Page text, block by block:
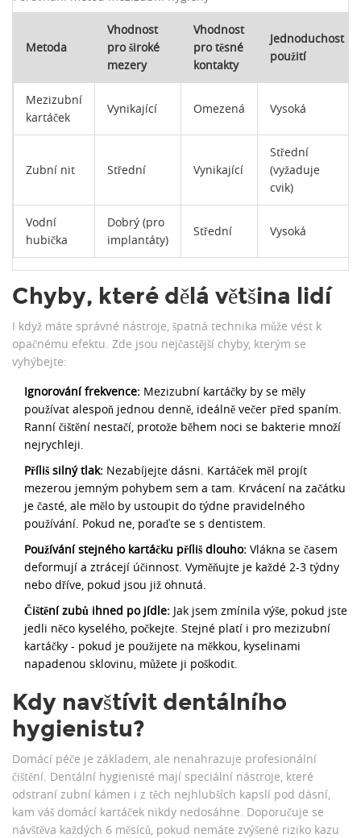
Metoda
Vhodnost
pro široké
mezery
Vhodnost
pro těsné
kontakty
Jednoduchost
použití
Mezizubní
kartáček
Vynikající Omezená Vysoká
Zubní nit Střední Vynikající
Střední
(vyžaduje
cvik)
Vodní
hubička
Dobrý (pro
implantáty)
Střední Vysoká
Chyby, které dělá většina lidí
I když máte správné nástroje, špatná technika může vést k
opačnému efektu. Zde jsou nejčastější chyby, kterým se
vyhýbejte:
Ignorování frekvence: Mezizubní kartáčky by se měly
používat alespoň jednou denně, ideálně večer před spaním.
Ranní čištění nestačí, protože během noci se bakterie množí
nejrychleji.
Příliš silný tlak: Nezabíjejte dásni. Kartáček měl projít
mezerou jemným pohybem sem a tam. Krvácení na začátku
je časté, ale mělo by ustoupit do týdne pravidelného
používání. Pokud ne, poraďte se s dentistem.
Používání stejného kartáčku příliš dlouho: Vlákna se časem
deformují a ztrácejí účinnost. Vyměňujte je každé 2-3 týdny
nebo dříve, pokud jsou již ohnutá.
Čištění zubů ihned po jídle: Jak jsem zmínila výše, pokud jste
jedli něco kyselého, počkejte. Stejné platí i pro mezizubní
kartáčky - pokud je použijete na měkkou, kyselinami
napadenou sklovinu, můžete ji poškodit.
Kdy navštívit dentálního
hygienistu?
Domácí péče je základem, ale nenahrazuje profesionální
čištění. Dentální hygienisté mají speciální nástroje, které
odstraní zubní kámen i z těch nejhlubších kapslí pod dásní,
kam váš domácí kartáček nikdy nedosáhne. Doporučuje se
návštěva každých 6 měsíců, pokud nemáte zvýšené riziko kazu